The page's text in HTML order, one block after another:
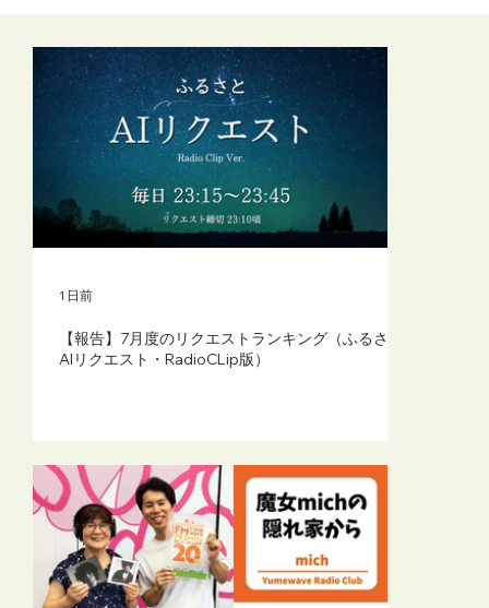
【FM-YRC】魔女michの隠れ家から
【報告】7月度のリクエストランキング（ふるさと
AIリクエスト・RadioCLip版）
1 日前